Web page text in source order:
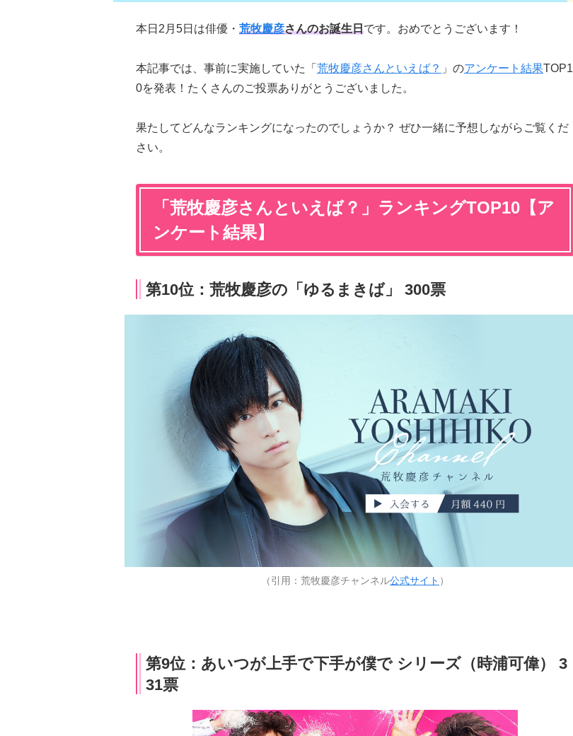
本日2月5日は俳優・ 荒牧慶彦さんのお誕生日です。おめでとうございます！
本記事では、事前に実施していた「 荒牧慶彦さんといえば？ 」のアンケート結果TOP1
0を発表！たくさんのご投票ありがとうございました。
果たしてどんなランキングになったのでしょうか？ ぜひ一緒に予想しながらご覧くだ
さい。
「荒牧慶彦さんといえば？」ランキングTOP10【ア
ンケート結果】
第10位：荒牧慶彦の「ゆるまきば」 300票
（引用：荒牧慶彦チャンネル公式サイト ）
第9位：あいつが上手で下手が僕で シリーズ（時浦可偉） 3
31票